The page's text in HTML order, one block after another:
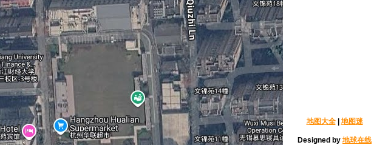
地图大全| 地图迷
Designed by 地球在线